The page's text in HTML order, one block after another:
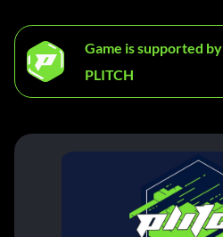
Game is supported by
PLITCH